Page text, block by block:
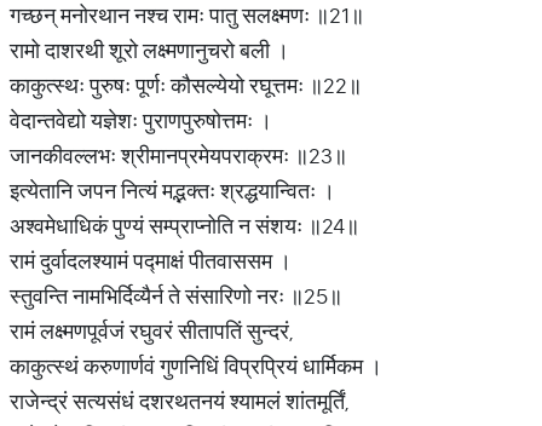
गच्छन् मनोरथान नश्च रामः पातु सलक्ष्मणः ॥21॥
रामो दाशरथी शूरो लक्ष्मणानुचरो बली ।
काकुत्स्थः पुरुषः पूर्णः कौसल्येयो रघूत्तमः ॥22॥
वेदान्तवेद्यो यज्ञेशः पुराणपुरुषोत्तमः ।
जानकीवल्लभः श्रीमानप्रमेयपराक्रमः ॥23॥
इत्येतानि जपन नित्यं मद्भक्तः श्रद्धयान्वितः ।
अश्वमेधाधिकं पुण्यं सम्प्राप्नोति न संशयः ॥24॥
रामं दुर्वादलश्यामं पद्माक्षं पीतवाससम ।
स्तुवन्ति नामभिर्दिव्यैर्न ते संसारिणो नरः ॥25॥
रामं लक्ष्मणपूर्वजं रघुवरं सीतापतिं सुन्दरं,
काकुत्स्थं करुणार्णवं गुणनिधिं विप्रप्रियं धार्मिकम ।
राजेन्द्रं सत्यसंधं दशरथतनयं श्यामलं शांतमूर्तिं,